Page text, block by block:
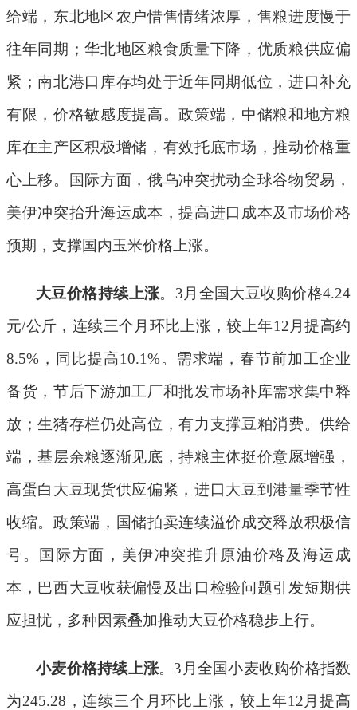
给端，东北地区农户惜售情绪浓厚，售粮进度慢于
往年同期；华北地区粮食质量下降，优质粮供应偏
紧；南北港口库存均处于近年同期低位，进口补充
有限，价格敏感度提高。政策端，中储粮和地方粮
库在主产区积极增储，有效托底市场，推动价格重
心上移。国际方面，俄乌冲突扰动全球谷物贸易，
美伊冲突抬升海运成本，提高进口成本及市场价格
预期，支撑国内玉米价格上涨。
大豆价格持续上涨。 3 月全国大豆收购价格4.24
元/公斤，连续三个月环比上涨，较上年12 月提高约
8.5% ，同比提高10.1%。需求端，春节前加工企业
备货，节后下游加工厂和批发市场补库需求集中释
放；生猪存栏仍处高位，有力支撑豆粕消费。供给
端，基层余粮逐渐见底，持粮主体挺价意愿增强，
高蛋白大豆现货供应偏紧，进口大豆到港量季节性
收缩。政策端，国储拍卖连续溢价成交释放积极信
号。国际方面，美伊冲突推升原油价格及海运成
本，巴西大豆收获偏慢及出口检验问题引发短期供
应担忧，多种因素叠加推动大豆价格稳步上行。
小麦价格持续上涨。 3 月全国小麦收购价格指数
为245.28 ，连续三个月环比上涨，较上年12 月提高